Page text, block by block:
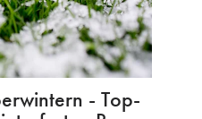
- Top-